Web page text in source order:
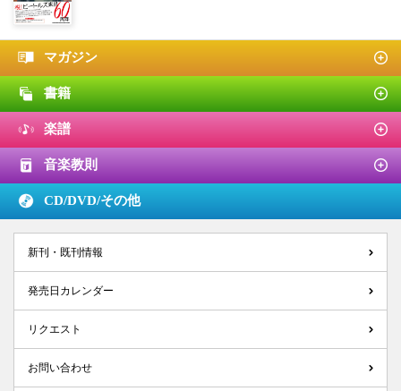
マガジン
書籍
楽譜
音楽教則
CD/DVD/その他
新刊・既刊情報
発売日カレンダー
リクエスト
お問い合わせ